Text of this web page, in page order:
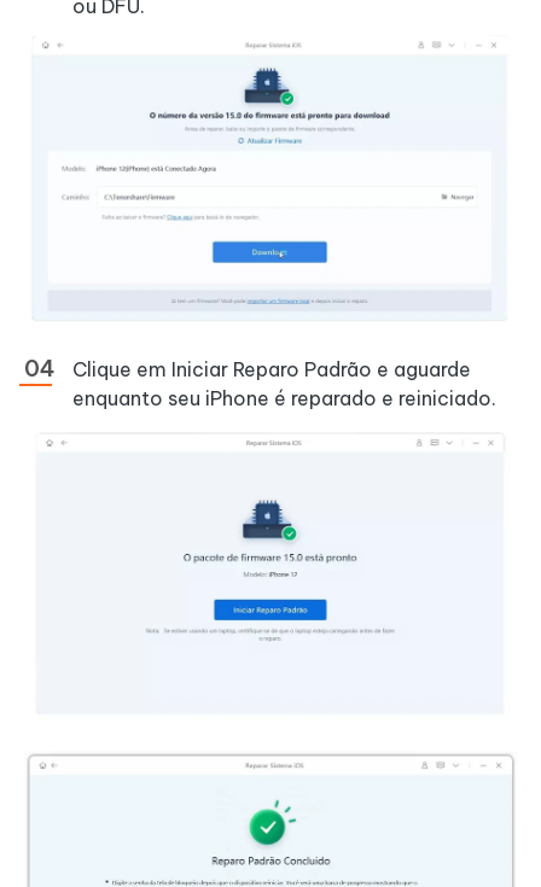
ou DFU.
Clique em Iniciar Reparo Padrão e aguarde
enquanto seu iPhone é reparado e reiniciado.